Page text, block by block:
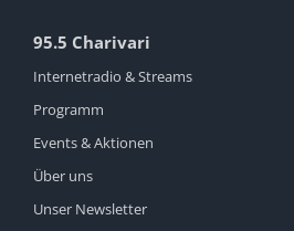
95.5 Charivari
Internetradio & Streams
Programm
Events & Aktionen
Über uns
Unser Newsletter